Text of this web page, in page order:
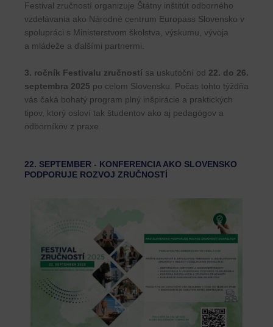
Festival zručností organizuje Štátny inštitút odborného
vzdelávania ako Národné centrum Europass Slovensko v
spolupráci s Ministerstvom školstva, výskumu, vývoja
a mládeže a ďalšími partnermi.
3. ročník Festivalu zručností sa uskutoční od 22. do 26.
septembra 2025 po celom Slovensku. Počas tohto týždňa
vás čaká bohatý program plný inšpirácie a praktických
tipov, ktorý osloví tak študentov ako aj pedagógov a
odborníkov z praxe.
22. SEPTEMBER - KONFERENCIA AKO SLOVENSKO
PODPORUJE ROZVOJ ZRUČNOSTÍ